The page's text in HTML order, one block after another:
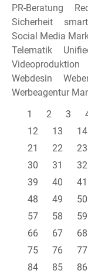
PR-Beratung
Sicherheit
Social Media
Telematik
Videoproduktion
Webdesin
Werbeagentur
1
2 3
12
13 14
21
22 23
30
31 32
39
40 41
48
49 50
57
58 59
66
67 68
75
76 77
84
85 86